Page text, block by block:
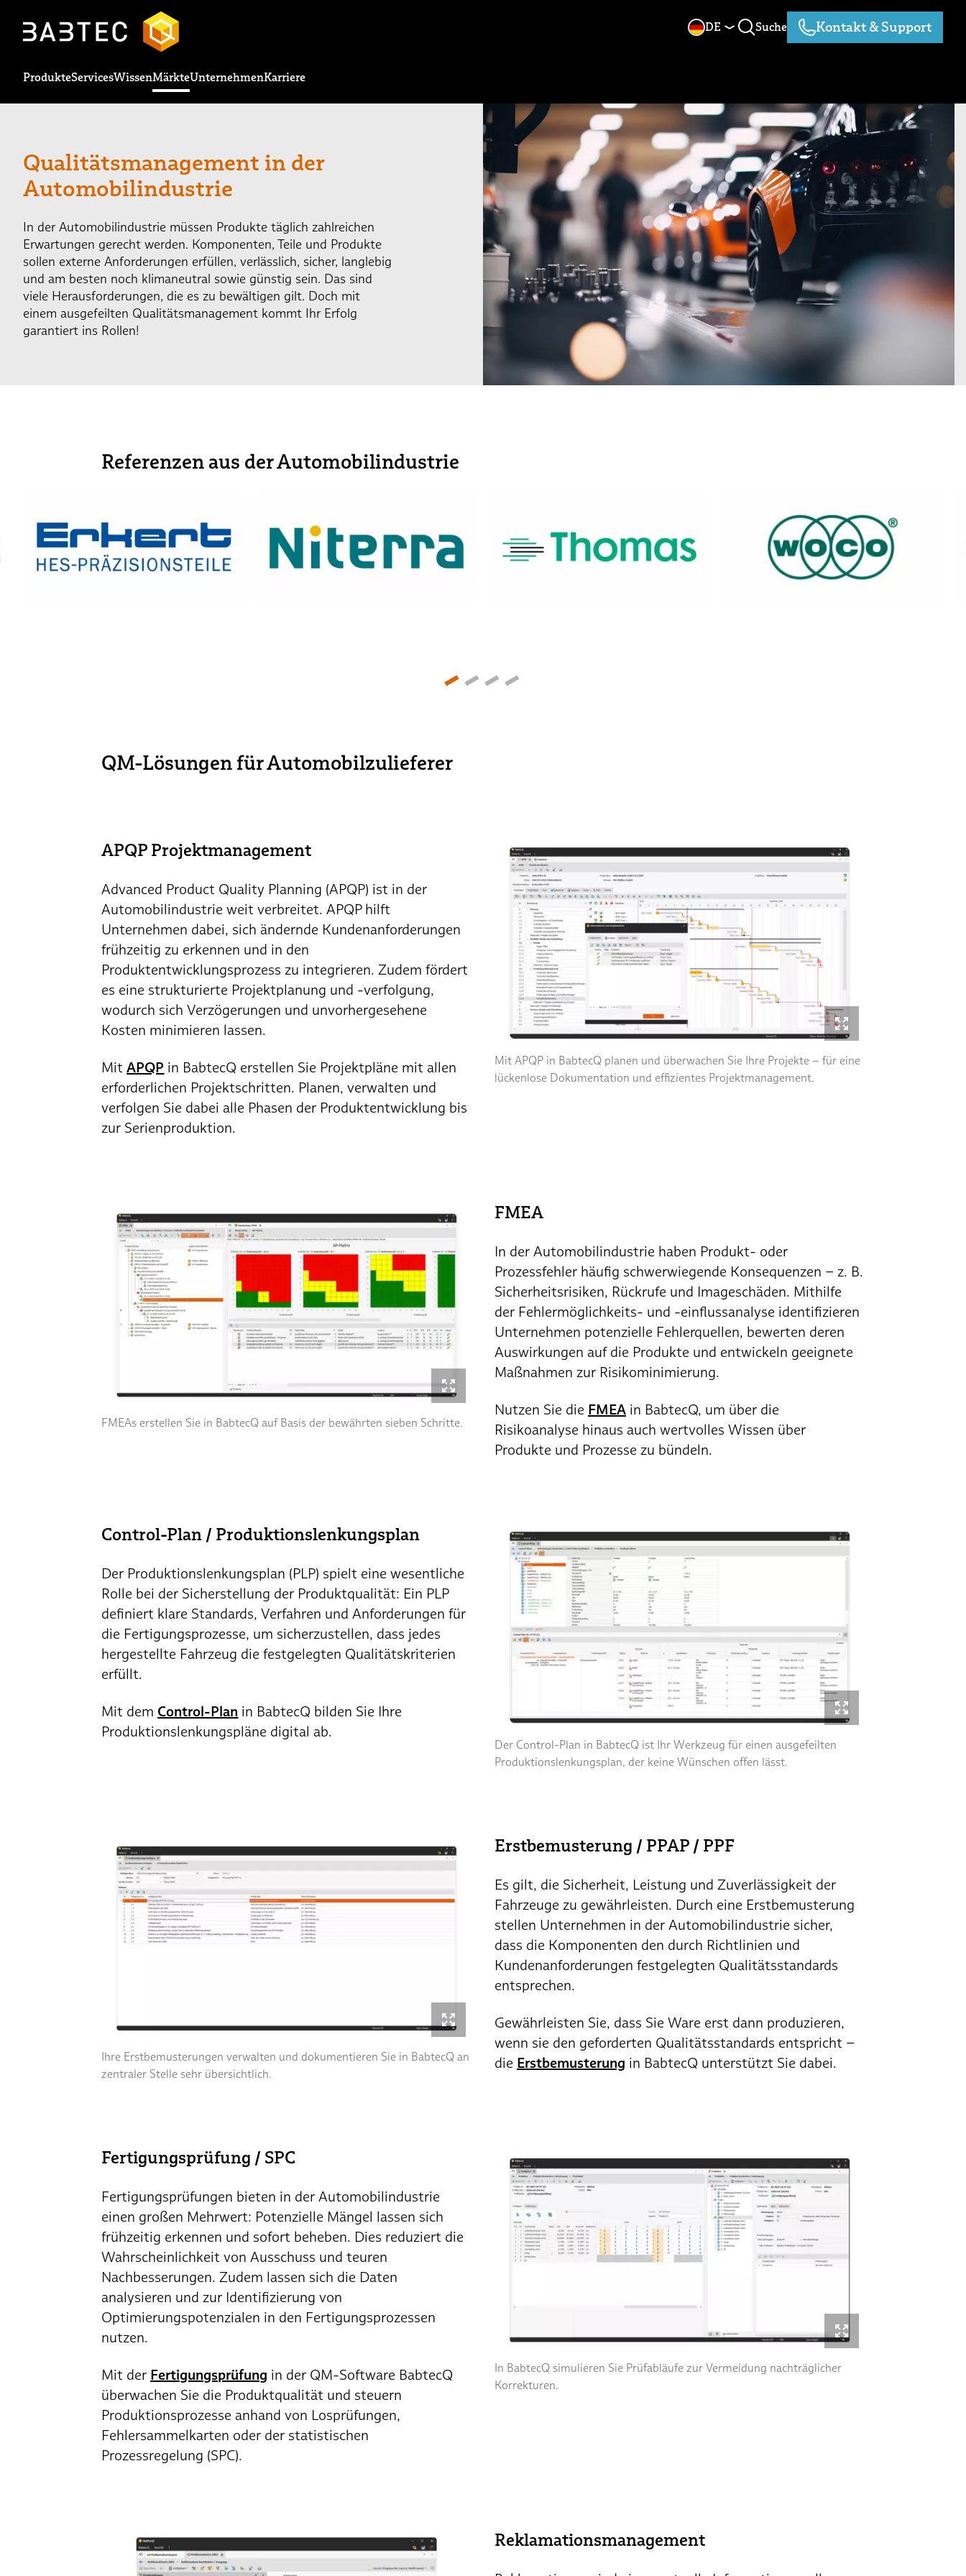
DE Suche
Suche Kontakt & Support
Kontakt & Support
ProdukteServicesWissenMärkteUnternehmenKarriere
Qualitätsmanagement in der
Automobilindustrie
In der Automobilindustrie müssen Produkte täglich zahlreichen
Erwartungen gerecht werden. Komponenten, Teile und Produkte
sollen externe Anforderungen erfüllen, verlässlich, sicher, langlebig
und am besten noch klimaneutral sowie günstig sein. Das sind
viele Herausforderungen, die es zu bewältigen gilt. Doch mit
einem ausgefeilten Qualitätsmanagement kommt Ihr Erfolg
garantiert ins Rollen!
Referenzen aus der Automobilindustrie
QM-Lösungen für Automobilzulieferer
APQP Projektmanagement
Mit APQP in BabtecQ planen und überwachen Sie Ihre Projekte – für eine
lückenlose Dokumentation und effizientes Projektmanagement.
Advanced Product Quality Planning (APQP) ist in der
Automobilindustrie weit verbreitet. APQP hilft
Unternehmen dabei, sich ändernde Kundenanforderungen
frühzeitig zu erkennen und in den
Produktentwicklungsprozess zu integrieren. Zudem fördert
es eine strukturierte Projektplanung und -verfolgung,
wodurch sich Verzögerungen und unvorhergesehene
Kosten minimieren lassen.
MitAPQP in BabtecQ erstellen Sie Projektpläne mit allen
erforderlichen Projektschritten. Planen, verwalten und
verfolgen Sie dabei alle Phasen der Produktentwicklung bis
zur Serienproduktion.
FMEA
FMEAs erstellen Sie in BabtecQ auf Basis der bewährten sieben Schritte.
In der Automobilindustrie haben Produkt- oder
Prozessfehler häufig schwerwiegende Konsequenzen – z. B.
Sicherheitsrisiken, Rückrufe und Imageschäden. Mithilfe
der Fehlermöglichkeits- und -einflussanalyse identifizieren
Unternehmen potenzielle Fehlerquellen, bewerten deren
Auswirkungen auf die Produkte und entwickeln geeignete
Maßnahmen zur Risikominimierung.
Nutzen Sie die FMEA in BabtecQ, um über die
Risikoanalyse hinaus auch wertvolles Wissen über
Produkte und Prozesse zu bündeln.
Control-Plan / Produktionslenkungsplan
Der Control-Plan in BabtecQ ist Ihr Werkzeug für einen ausgefeilten
Produktionslenkungsplan, der keine Wünschen offen lässt.
Der Produktionslenkungsplan (PLP) spielt eine wesentliche
Rolle bei der Sicherstellung der Produktqualität: Ein PLP
definiert klare Standards, Verfahren und Anforderungen für
die Fertigungsprozesse, um sicherzustellen, dass jedes
hergestellte Fahrzeug die festgelegten Qualitätskriterien
erfüllt.
Mit dem Control-Plan in BabtecQ bilden Sie Ihre
Produktionslenkungspläne digital ab.
Erstbemusterung / PPAP / PPF
Ihre Erstbemusterungen verwalten und dokumentieren Sie in BabtecQ an
zentraler Stelle sehr übersichtlich.
Es gilt, die Sicherheit, Leistung und Zuverlässigkeit der
Fahrzeuge zu gewährleisten. Durch eine Erstbemusterung
stellen Unternehmen in der Automobilindustrie sicher,
dass die Komponenten den durch Richtlinien und
Kundenanforderungen festgelegten Qualitätsstandards
entsprechen.
Gewährleisten Sie, dass Sie Ware erst dann produzieren,
wenn sie den geforderten Qualitätsstandards entspricht –
die Erstbemusterung in BabtecQ unterstützt Sie dabei.
Fertigungsprüfung / SPC
In BabtecQ simulieren Sie Prüfabläufe zur Vermeidung nachträglicher
Korrekturen.
Fertigungsprüfungen bieten in der Automobilindustrie
einen großen Mehrwert: Potenzielle Mängel lassen sich
frühzeitig erkennen und sofort beheben. Dies reduziert die
Wahrscheinlichkeit von Ausschuss und teuren
Nachbesserungen. Zudem lassen sich die Daten
analysieren und zur Identifizierung von
Optimierungspotenzialen in den Fertigungsprozessen
nutzen.
Mit der Fertigungsprüfung in der QM-Software BabtecQ
überwachen Sie die Produktqualität und steuern
Produktionsprozesse anhand von Losprüfungen,
Fehlersammelkarten oder der statistischen
Prozessregelung (SPC).
Reklamationsmanagement